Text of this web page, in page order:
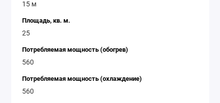
15 м
Площадь, кв. м.
25
Потребляемая мощность (обогрев)
560
Потребляемая мощность (охлаждение)
560